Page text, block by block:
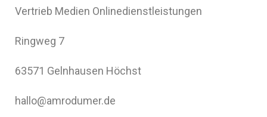
Vertrieb Medien Onlinedienstleistungen
Ringweg 7
63571 Gelnhausen Höchst
hallo@amrodumer.de